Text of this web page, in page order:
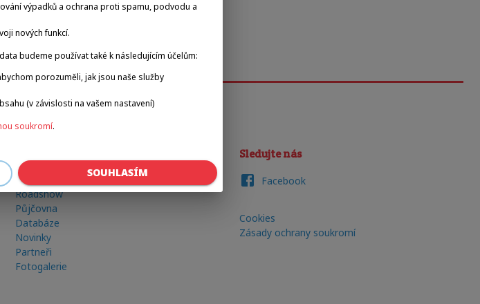
Zimní hry
Roadshow
Půjčovna
Databáze
Novinky
Partneři
Fotogalerie
Sledujte nás
Facebook
Cookies
Zásady ochrany soukromí
výpadků a ochrana proti spamu, podvodu a
nových funkcí.
budeme používat také k následujícím účelům:
porozuměli, jak jsou naše služby
(v závislosti na vašem nastavení)
soukromí.
SOUHLASÍM